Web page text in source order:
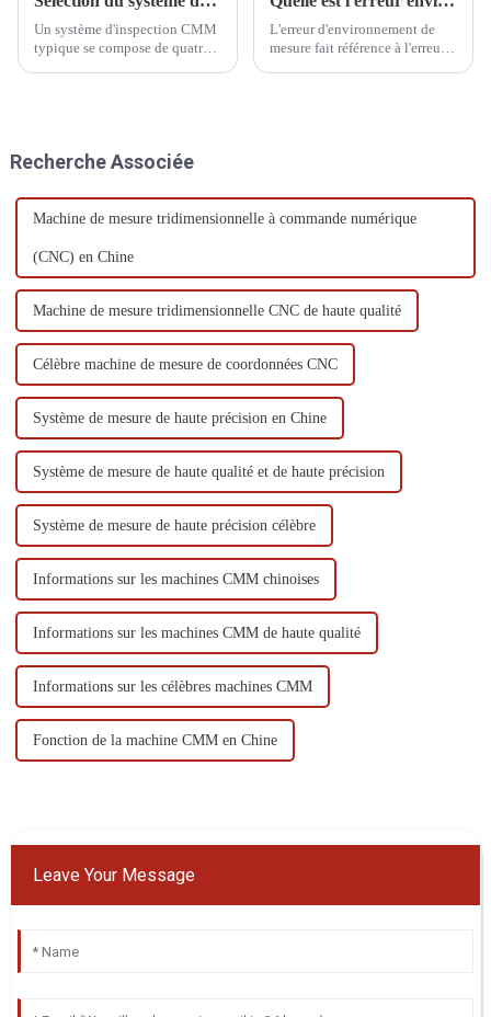
Un système d'inspection CMM
typique se compose de quatre
L'erreur d'environnement de
mesure fait référence à l'erreur
Recherche Associée
Machine de mesure tridimensionnelle à commande numérique
(CNC) en Chine
Machine de mesure tridimensionnelle CNC de haute qualité
Célèbre machine de mesure de coordonnées CNC
Système de mesure de haute précision en Chine
Système de mesure de haute qualité et de haute précision
Système de mesure de haute précision célèbre
Informations sur les machines CMM chinoises
Informations sur les machines CMM de haute qualité
Informations sur les célèbres machines CMM
Fonction de la machine CMM en Chine
Leave Your Message